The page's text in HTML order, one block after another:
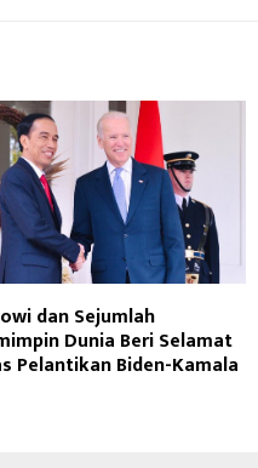
dan Sejumlah
Dunia Beri Selamat
Pelantikan Biden-Kamala